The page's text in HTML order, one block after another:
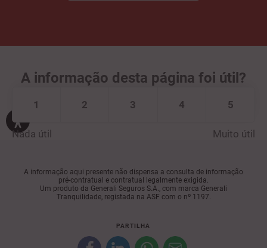
A informação desta página foi útil?
Nada útil
1 2 3 4 5
Muito útil
A informação aqui presente não dispensa a consulta de informação
pré-contratual e contratual legalmente exigida.
Um produto da Generali Seguros S.A., com marca Generali
Tranquilidade, registada na ASF com o nº 1197.
PARTILHA